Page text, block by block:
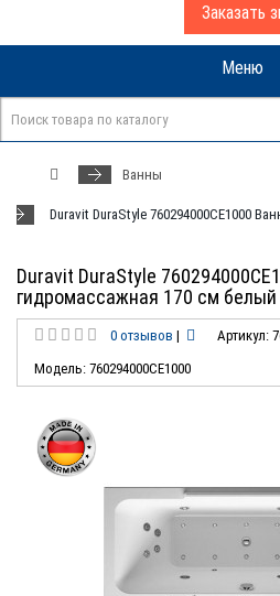
Заказать
Меню
Ванны
Duravit DuraStyle 760294000CE1000 Ванна
Duravit DuraStyle
гидромассажная 170 см
0 отзывов |
Артикул:
Модель: 760294000CE1000